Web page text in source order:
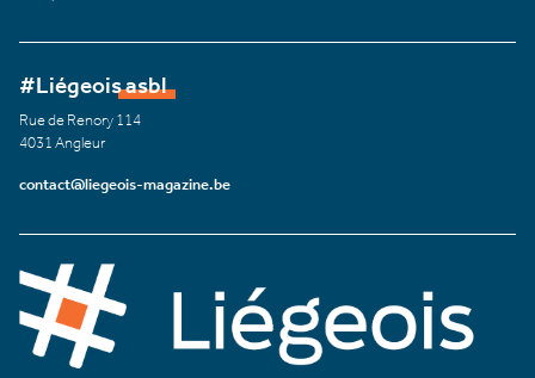
#Liégeois asbl
Rue de Renory 114
4031 Angleur
contact@liegeois-magazine.be